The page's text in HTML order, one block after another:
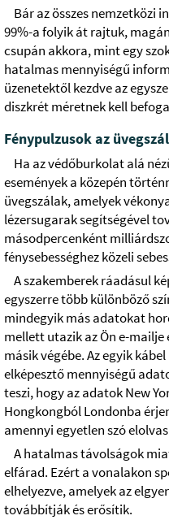
Bár az összes nemzetközi
99%-a folyik át rajtuk,
csupán akkora, mint egy
hatalmas mennyiségű
üzenetektől kezdve az
diszkrét méretnek kell
Fénypulzusok az
Ha az védőburkolat alá
események a közepén
üvegszálak, amelyek
lézersugarak segítségével
másodpercenként
fénysebességhez közeli
A szakemberek ráadásul
egyszerre több különböző
mindegyik más adatokat
mellett utazik az Ön e-
másik végébe. Az egyik
elképesztő mennyiségű
teszi, hogy az adatok New
Hongkongból Londonba
amennyi egyetlen szó
A hatalmas távolságok
elfárad. Ezért a vonalakon
elhelyezve, amelyek az
továbbítják és erősítik.